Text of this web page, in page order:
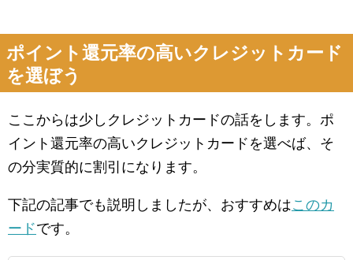
ポイント還元率の高いクレジットカード
を選ぼう
ここからは少しクレジットカードの話をします。ポ
イント還元率の高いクレジットカードを選べば、そ
の分実質的に割引になります。
下記の記事でも説明しましたが、おすすめはこのカ
ードです。